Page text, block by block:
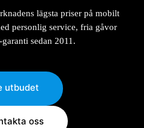
lägsta priser på mobilt
personlig service, fria gåvor
sedan 2011.
utbudet
oss